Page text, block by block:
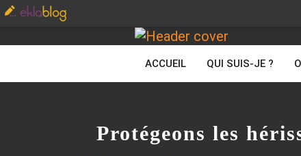
ACCUEIL QUI SUIS-JE ?
Protégeons les